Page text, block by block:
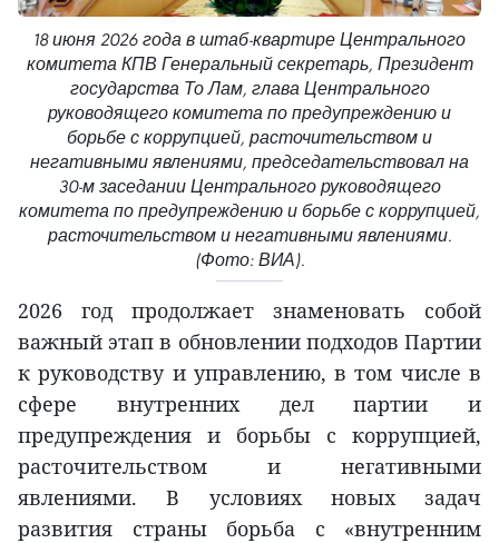
18 июня 2026 года в штаб-квартире Центрального
комитета КПВ Генеральный секретарь, Президент
государства То Лам, глава Центрального
руководящего комитета по предупреждению и
борьбе с коррупцией, расточительством и
негативными явлениями, председательствовал на
30-м заседании Центрального руководящего
комитета по предупреждению и борьбе с коррупцией,
расточительством и негативными явлениями.
(Фото: ВИА).
2026 год продолжает знаменовать собой
важный этап в обновлении подходов Партии
к руководству и управлению, в том числе в
сфере внутренних дел партии и
предупреждения и борьбы с коррупцией,
расточительством и негативными
явлениями. В условиях новых задач
развития страны борьба с «внутренним